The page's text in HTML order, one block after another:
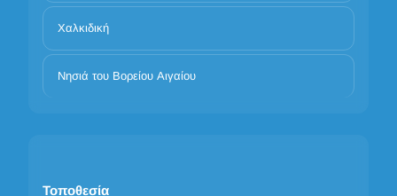
Χαλκιδική
Νησιά του Βορείου Αιγαίου
Τοποθεσία